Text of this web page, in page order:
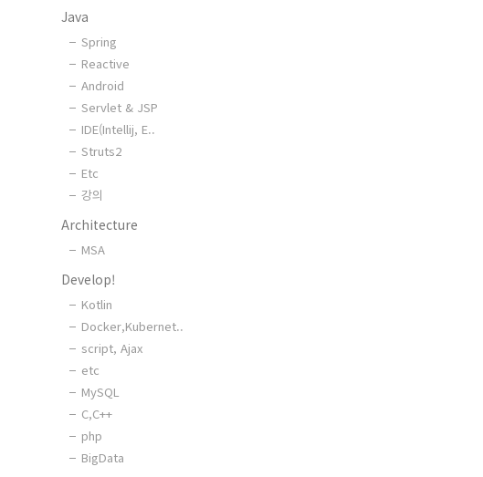
Java
Spring
Reactive
Android
Servlet & JSP
IDE(Intellij, E..
Struts2
Etc
강의
Architecture
MSA
Develop!
Kotlin
Docker,Kubernet..
script, Ajax
etc
MySQL
C,C++
php
BigData